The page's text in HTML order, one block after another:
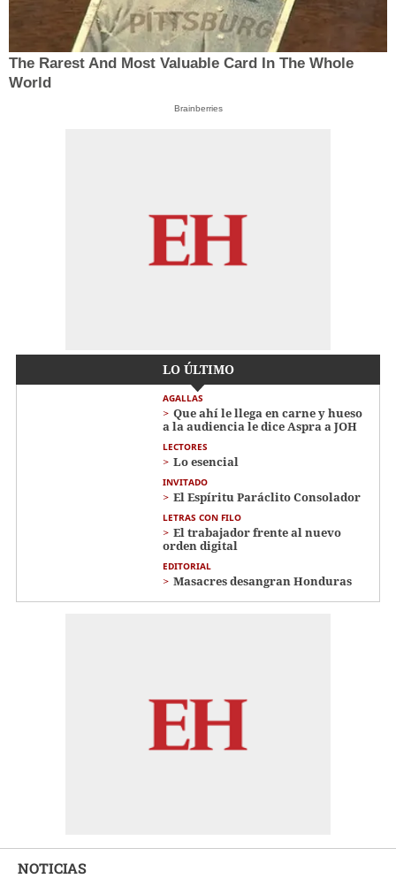
The Rarest And Most Valuable Card In The Whole
World
Brainberries
LO ÚLTIMO
AGALLAS
Que ahí le llega en carne y hueso
a la audiencia le dice Aspra a JOH
LECTORES
Lo esencial
INVITADO
El Espíritu Paráclito Consolador
LETRAS CON FILO
El trabajador frente al nuevo
orden digital
EDITORIAL
Masacres desangran Honduras
NOTICIAS